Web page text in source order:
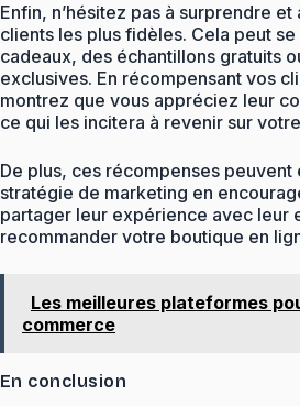
Enfin, n’hésitez pas à surprendre
clients les plus fidèles. Cela peut
cadeaux, des échantillons gratuits
exclusives. En récompensant vos
montrez que vous appréciez leur
ce qui les incitera à revenir sur
De plus, ces récompenses
stratégie de marketing en
partager leur expérience avec leur
recommander votre boutique en
Les meilleures plateformes
commerce
En conclusion